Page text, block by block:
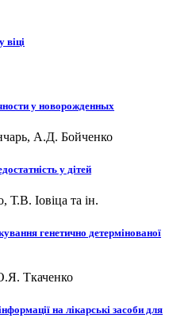
віці
у новорожденных
А.Д. Бойченко
у дітей
Іовіца та ін.
генетично детермінованої
Ткаченко
на лікарські засоби для